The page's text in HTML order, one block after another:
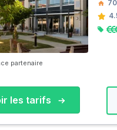
70
partenaire
les tarifs